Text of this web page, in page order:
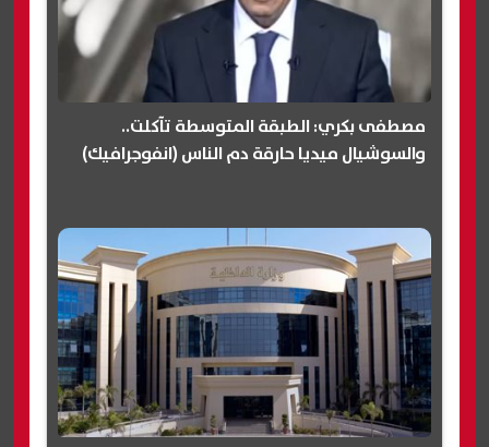
مصطفى بكري: الطبقة المتوسطة تآكلت..
والسوشيال ميديا حارقة دم الناس (انفوجرافيك)